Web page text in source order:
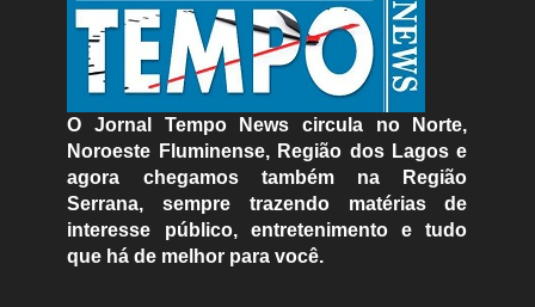
O Jornal Tempo News circula no Norte,
Noroeste Fluminense, Região dos Lagos e
agora chegamos também na Região
Serrana, sempre trazendo matérias de
interesse público, entretenimento e tudo
que há de melhor para você.